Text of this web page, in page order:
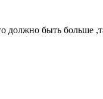
должно быть больше